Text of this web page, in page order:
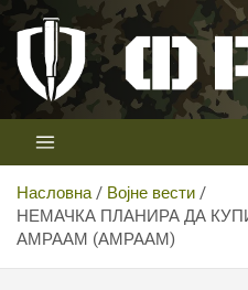
Скип
цонтент
Телевизија
Први војни канал у Србији
Насловна
Војне вести
НЕМАЧКА ПЛАНИРА ДА
АМРААМ (АМРААМ)